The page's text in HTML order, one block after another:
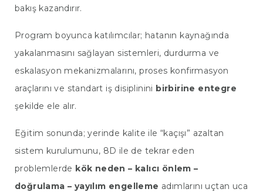
bakış kazandırır.
Program boyunca katılımcılar; hatanın kaynağında
yakalanmasını sağlayan sistemleri, durdurma ve
eskalasyon mekanizmalarını, proses konfirmasyon
araçlarını ve standart iş disiplinini birbirine entegre
şekilde ele alır.
Eğitim sonunda; yerinde kalite ile “kaçışı” azaltan
sistem kurulumunu, 8D ile de tekrar eden
problemlerde kök neden – kalıcı önlem –
doğrulama – yayılım engelleme adımlarını uçtan uca